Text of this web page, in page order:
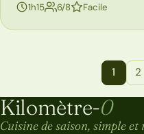
1h15 6/8 Facile
Navigation entre
1 2
Kilomètre-0
Kilomètre-0
Cuisine de saison, simple et